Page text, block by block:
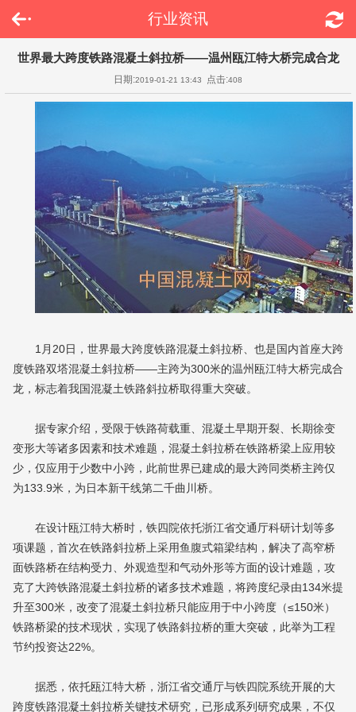
行业资讯
世界最大跨度铁路混凝土斜拉桥——温州瓯江特大桥完成合龙
日期:2019-01-21 13:43 点击:408
1月20日，世界最大跨度铁路混凝土斜拉桥、也是国内首座大跨
度铁路双塔混凝土斜拉桥——主跨为300米的温州瓯江特大桥完成合
龙，标志着我国混凝土铁路斜拉桥取得重大突破。
据专家介绍，受限于铁路荷载重、混凝土早期开裂、长期徐变
变形大等诸多因素和技术难题，混凝土斜拉桥在铁路桥梁上应用较
少，仅应用于少数中小跨，此前世界已建成的最大跨同类桥主跨仅
为133.9米，为日本新干线第二千曲川桥。
在设计瓯江特大桥时，铁四院依托浙江省交通厅科研计划等多
项课题，首次在铁路斜拉桥上采用鱼腹式箱梁结构，解决了高窄桥
面铁路桥在结构受力、外观造型和气动外形等方面的设计难题，攻
克了大跨铁路混凝土斜拉桥的诸多技术难题，将跨度纪录由134米提
升至300米，改变了混凝土斜拉桥只能应用于中小跨度（≤150米）
铁路桥梁的技术现状，实现了铁路斜拉桥的重大突破，此举为工程
节约投资达22%。
据悉，依托瓯江特大桥，浙江省交通厅与铁四院系统开展的大
跨度铁路混凝土斜拉桥关键技术研究，已形成系列研究成果，不仅